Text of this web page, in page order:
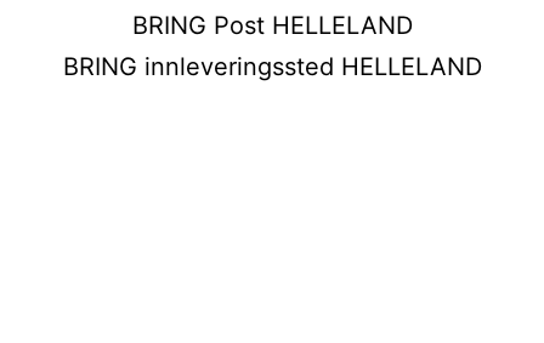
BRING Post HELLELAND
BRING innleveringssted HELLELAND